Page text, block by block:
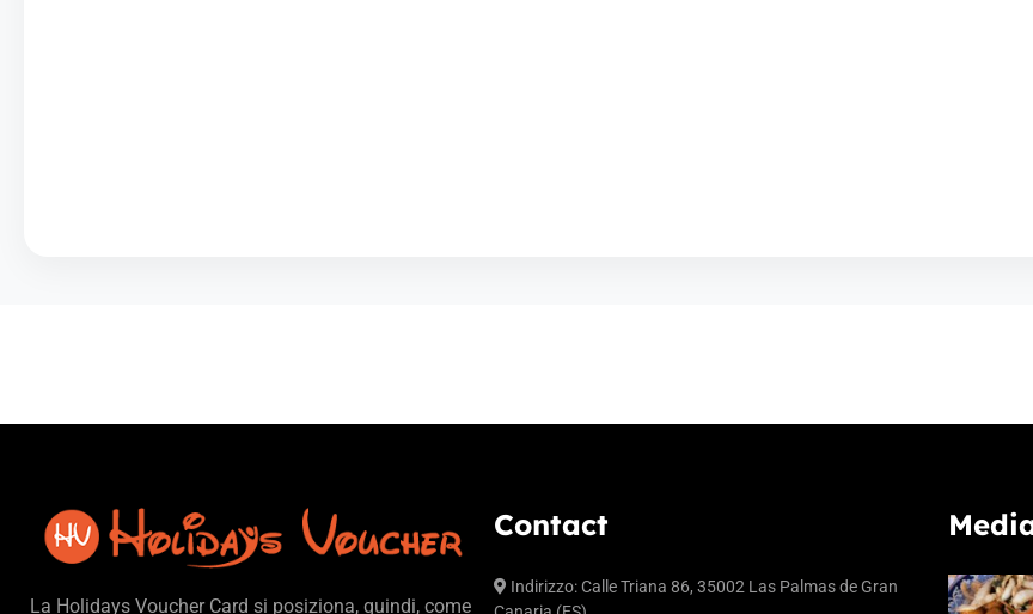
La Holidays Voucher Card si posiziona, quindi, come
Contact
Indirizzo: Calle Triana 86, 35002 Las Palmas de Gran